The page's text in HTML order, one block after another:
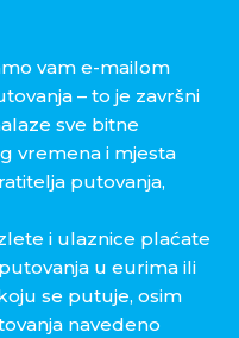
vam e-mailom
– to je završni
sve bitne
vremena i mjesta
putovanja,
i ulaznice plaćate
u eurima ili
se putuje, osim
navedeno